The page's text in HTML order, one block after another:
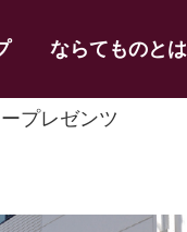
ならてものとは
プレゼンツ